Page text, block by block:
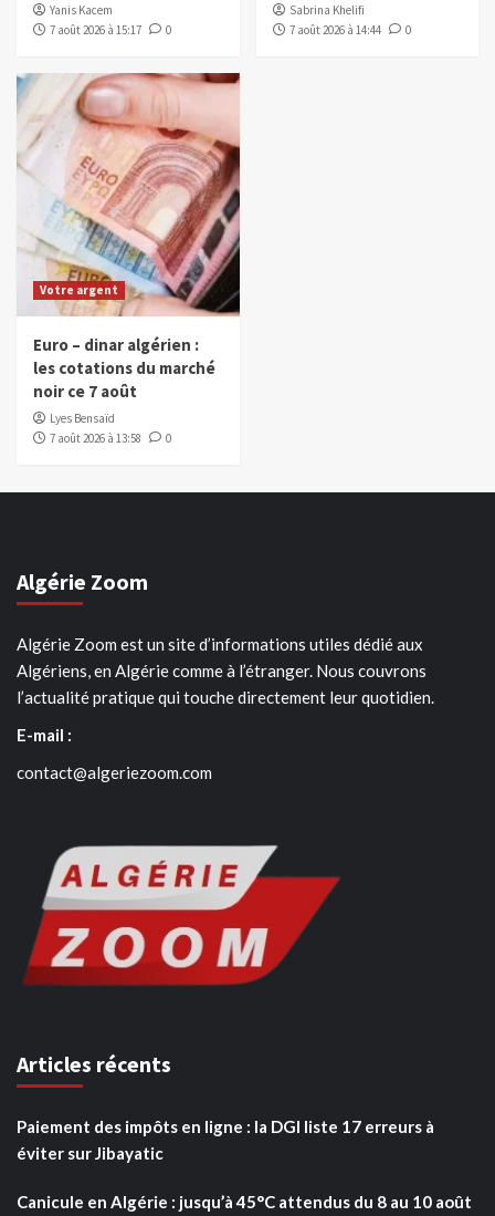
Yanis Kacem
7 août 2026 à 15:17
0
Sabrina Khelifi
7 août 2026 à 14:44
0
Votre argent
Euro – dinar algérien :
les cotations du marché
noir ce 7 août
Lyes Bensaïd
7 août 2026 à 13:58
0
Algérie Zoom
Algérie Zoom est un site d’informations utiles dédié aux
Algériens, en Algérie comme à l’étranger. Nous couvrons
l’actualité pratique qui touche directement leur quotidien.
E-mail :
contact@algeriezoom.com
Articles récents
Paiement des impôts en ligne : la DGI liste 17 erreurs à
éviter sur Jibayatic
Canicule en Algérie : jusqu’à 45°C attendus du 8 au 10 août